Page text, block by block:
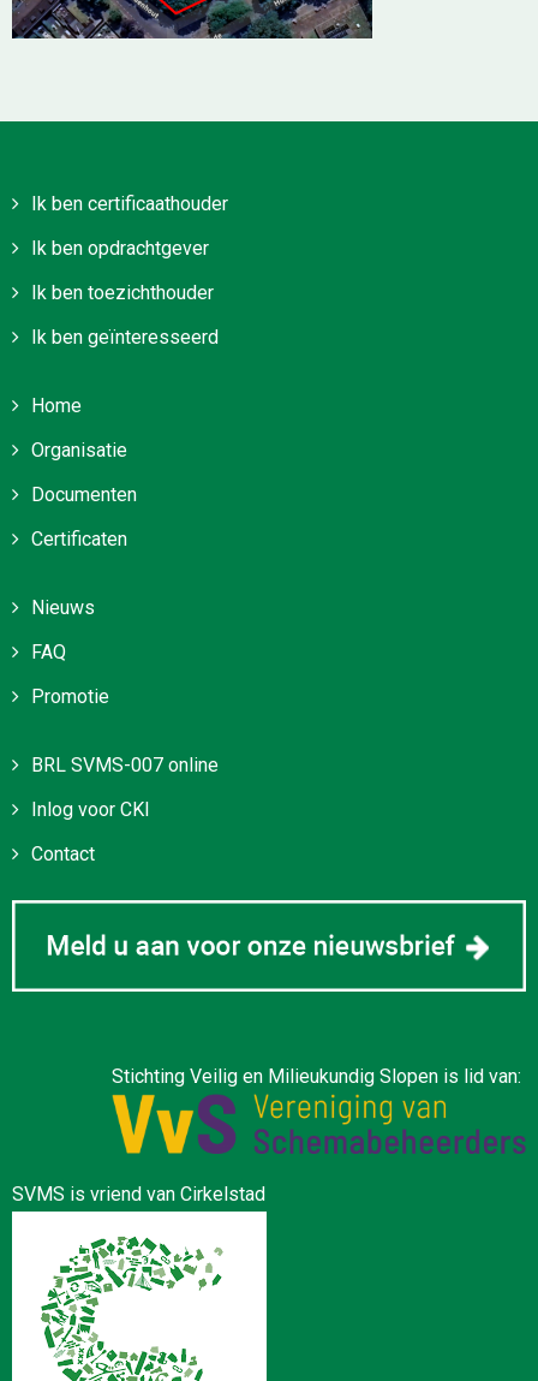
Ik ben certificaathouder
Ik ben opdrachtgever
Ik ben toezichthouder
Ik ben geïnteresseerd
Home
Organisatie
Documenten
Certificaten
Nieuws
FAQ
Promotie
BRL SVMS-007 online
Inlog voor CKI
Contact
Stichting Veilig en Milieukundig Slopen is lid van:
SVMS is vriend van Cirkelstad